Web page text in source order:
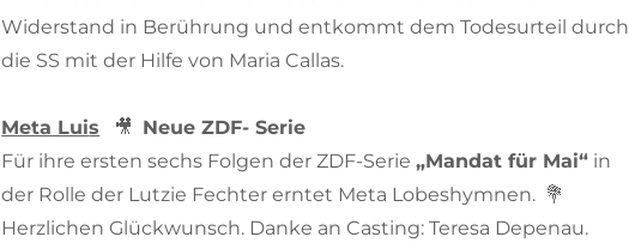
Widerstand in Berührung und entkommt dem Todesurteil durch
die SS mit der Hilfe von Maria Callas.
Meta Luis 🎥 Neue ZDF- Serie
Für ihre ersten sechs Folgen der ZDF-Serie„Mandat für Mai“ in
der Rolle der Lutzie Fechter erntet Meta Lobeshymnen. 💐
Herzlichen Glückwunsch. Danke an Casting: Teresa Depenau.